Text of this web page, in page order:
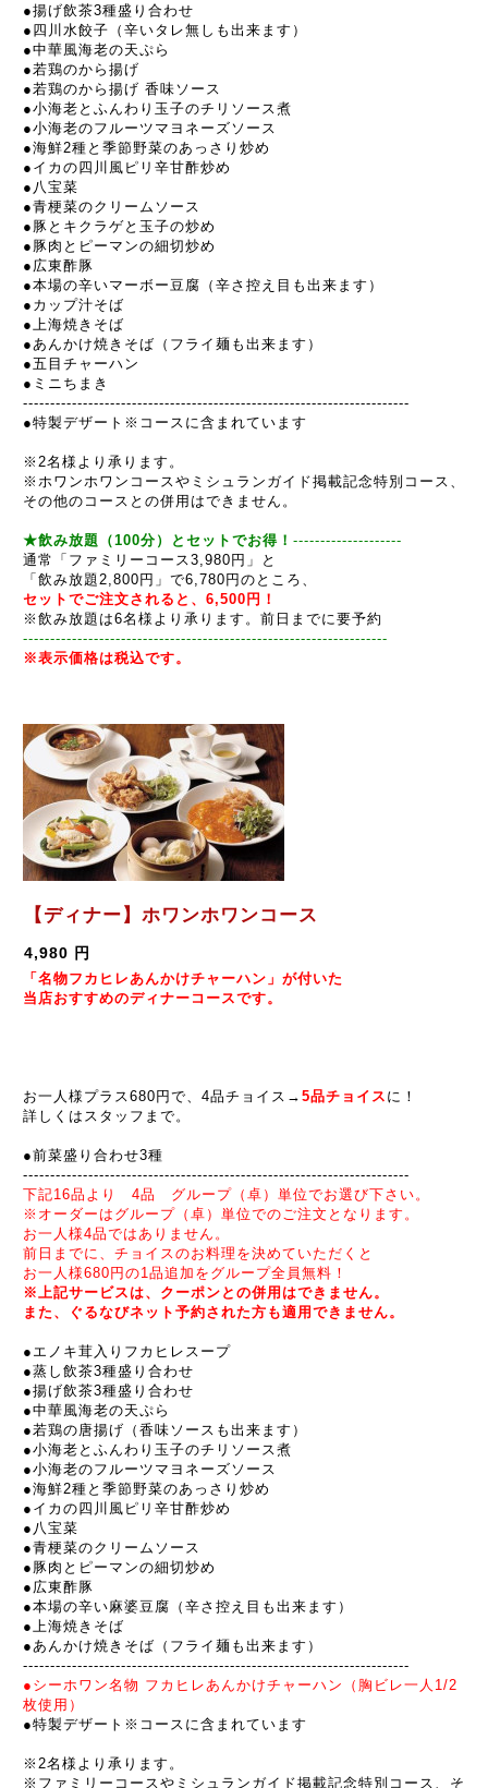
●揚げ飲茶3種盛り合わせ
●四川水餃子（辛いタレ無しも出来ます）
●中華風海老の天ぷら
●若鶏のから揚げ
●若鶏のから揚げ 香味ソース
●小海老とふんわり玉子のチリソース煮
●小海老のフルーツマヨネーズソース
●海鮮2種と季節野菜のあっさり炒め
●イカの四川風ピリ辛甘酢炒め
●八宝菜
●青梗菜のクリームソース
●豚とキクラゲと玉子の炒め
●豚肉とピーマンの細切炒め
●広東酢豚
●本場の辛いマーボー豆腐（辛さ控え目も出来ます）
●カップ汁そば
●上海焼きそば
●あんかけ焼きそば（フライ麺も出来ます）
●五目チャーハン
●ミニちまき
-----------------------------------------------------------------------
●特製デザート※コースに含まれています
※2名様より承ります。
※ホワンホワンコースやミシュランガイド掲載記念特別コース、
その他のコースとの併用はできません。
★飲み放題（100分）とセットでお得！ --------------------
通常「ファミリーコース3,980円」と
「飲み放題2,800円」で6,780円のところ、
セットでご注文されると、6,500円！
※飲み放題は6名様より承ります。前日までに要予約
-------------------------------------------------------------------
※表示価格は税込です。
【ディナー】ホワンホワンコース
4,980 円
「名物フカヒレあんかけチャーハン」が付いた
当店おすすめのディナーコースです。
お一人様プラス680円で、4品チョイス→ 5品チョイス に！
詳しくはスタッフまで。
●前菜盛り合わせ3種
-----------------------------------------------------------------------
下記16品より 4品 グループ（卓）単位でお選び下さい。
※オーダーはグループ（卓）単位でのご注文となります。
お一人様4品ではありません。
前日までに、チョイスのお料理を決めていただくと
お一人様680円の1品追加をグループ全員無料！
※上記サービスは、クーポンとの併用はできません。
また、
ぐるなびネット予約された方も適用できません。
● エノキ茸入りフカヒレスープ
●蒸し飲茶3種盛り合わせ
●揚げ飲茶3種盛り合わせ
●中華風海老の天ぷら
●若鶏の唐揚げ（香味ソースも出来ます）
●小海老とふんわり玉子のチリソース煮
●小海老のフルーツマヨネーズソース
●海鮮2種と季節野菜のあっさり炒め
●イカの四川風ピリ辛甘酢炒め
●八宝菜
●青梗菜のクリームソース
●豚肉とピーマンの細切炒め
●広東酢豚
●本場の辛い麻婆豆腐（辛さ控え目も出来ます）
●上海焼きそば
●あんかけ焼きそば（フライ麺も出来ます）
-----------------------------------------------------------------------
●シーホワン名物 フカヒレあんかけチャーハン（胸ビレ一人1/2
枚使用）
●特製デザート※コースに含まれています
※2名様より承ります。
※ファミリーコースやミシュランガイド掲載記念特別コース、そ